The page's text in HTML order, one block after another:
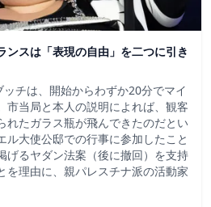
ンスは「表現の自由」を二つに引き
チは、開始からわずか20分でマイ
市当局と本人の説明によれば、観客
れたガラス瓶が飛んできたのだとい
ル大使公邸での行事に参加したこと
げるヤダン法案（後に撤回）を支持
を理由に、親パレスチナ派の活動家